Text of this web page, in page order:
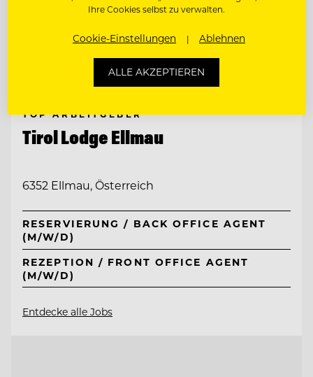
TOP ARBEITGEBER
Tirol Lodge Ellmau
6352 Ellmau, Österreich
RESERVIERUNG / BACK OFFICE AGENT
(M/W/D)
REZEPTION / FRONT OFFICE AGENT
(M/W/D)
Entdecke alle Jobs
Ihre Cookies selbst zu verwalten.
Cookie-Einstellungen Ablehnen
ALLE AKZEPTIEREN